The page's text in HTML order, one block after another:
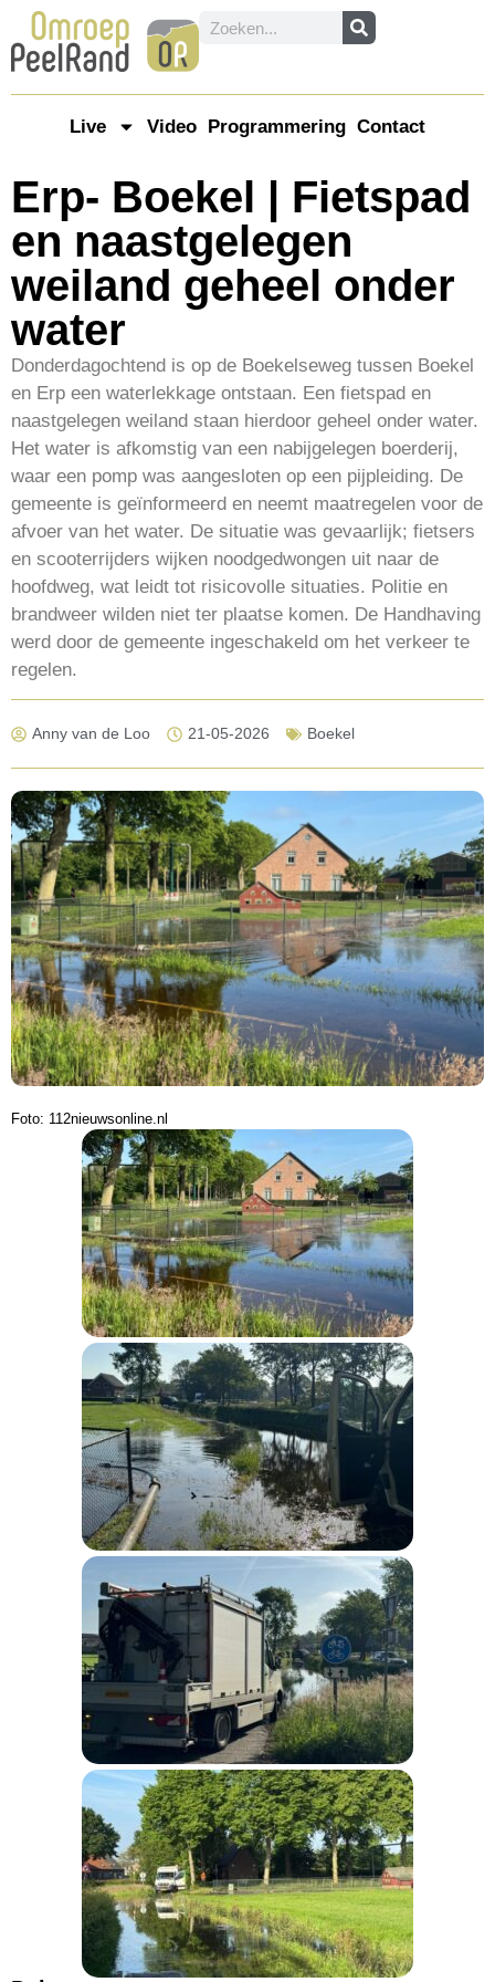
Live Video Programmering Contact
Erp- Boekel | Fietspad
en naastgelegen
weiland geheel onder
water
Donderdagochtend is op de Boekelseweg tussen Boekel
en Erp een waterlekkage ontstaan. Een fietspad en
naastgelegen weiland staan hierdoor geheel onder water.
Het water is afkomstig van een nabijgelegen boerderij,
waar een pomp was aangesloten op een pijpleiding. De
gemeente is geïnformeerd en neemt maatregelen voor de
afvoer van het water. De situatie was gevaarlijk; fietsers
en scooterrijders wijken noodgedwongen uit naar de
hoofdweg, wat leidt tot risicovolle situaties. Politie en
brandweer wilden niet ter plaatse komen. De Handhaving
werd door de gemeente ingeschakeld om het verkeer te
regelen.
Anny van de Loo 21-05-2026 Boekel
Foto: 112nieuwsonline.nl